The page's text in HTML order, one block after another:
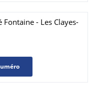
- Les Clayes-